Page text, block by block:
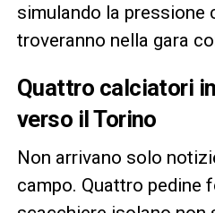
simulando la pressione
troveranno nella gara
Quattro calciatori
verso il Torino
Non arrivano solo
campo. Quattro pedine